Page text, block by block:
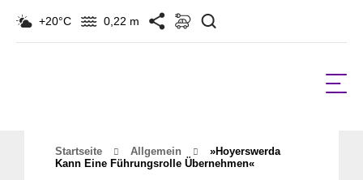
+20°C 0,22 m
Startseite Allgemein
»Hoyerswerda
Kann Eine Führungsrolle Übernehmen«